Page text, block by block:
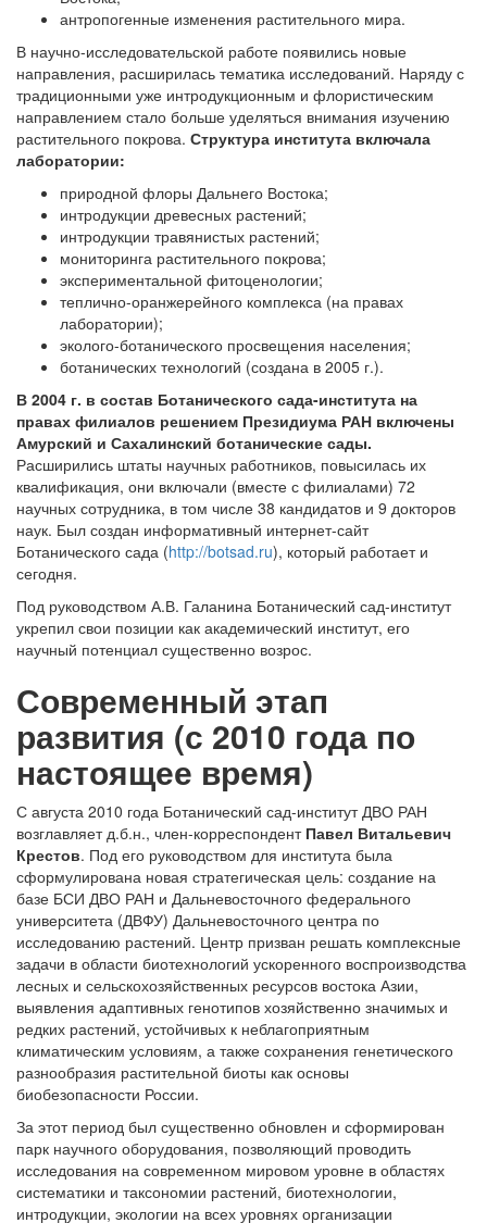
антропогенные изменения растительного мира.
В научно-исследовательской работе появились новые
направления, расширилась тематика исследований. Наряду с
традиционными уже интродукционным и флористическим
направлением стало больше уделяться внимания изучению
растительного покрова. Структура института включала
лаборатории:
природной флоры Дальнего Востока;
интродукции древесных растений;
интродукции травянистых растений;
мониторинга растительного покрова;
экспериментальной фитоценологии;
теплично-оранжерейного комплекса (на правах
лаборатории);
эколого-ботанического просвещения населения;
ботанических технологий (создана в 2005 г.).
В 2004 г. в состав Ботанического сада-института на
правах филиалов решением Президиума РАН включены
Амурский и Сахалинский ботанические сады.
Расширились штаты научных работников, повысилась их
квалификация, они включали (вместе с филиалами) 72
научных сотрудника, в том числе 38 кандидатов и 9 докторов
наук. Был создан информативный интернет-сайт
Ботанического сада (http://botsad.ru), который работает и
сегодня.
Под руководством А.В. Галанина Ботанический сад-институт
укрепил свои позиции как академический институт, его
научный потенциал существенно возрос.
Современный этап
развития (с 2010 года по
настоящее время)
С августа 2010 года Ботанический сад-институт ДВО РАН
возглавляет д.б.н., член-корреспондент Павел Витальевич
Крестов. Под его руководством для института была
сформулирована новая стратегическая цель: создание на
базе БСИ ДВО РАН и Дальневосточного федерального
университета (ДВФУ) Дальневосточного центра по
исследованию растений. Центр призван решать комплексные
задачи в области биотехнологий ускоренного воспроизводства
лесных и сельскохозяйственных ресурсов востока Азии,
выявления адаптивных генотипов хозяйственно значимых и
редких растений, устойчивых к неблагоприятным
климатическим условиям, а также сохранения генетического
разнообразия растительной биоты как основы
биобезопасности России.
За этот период был существенно обновлен и сформирован
парк научного оборудования, позволяющий проводить
исследования на современном мировом уровне в областях
систематики и таксономии растений, биотехнологии,
интродукции, экологии на всех уровнях организации